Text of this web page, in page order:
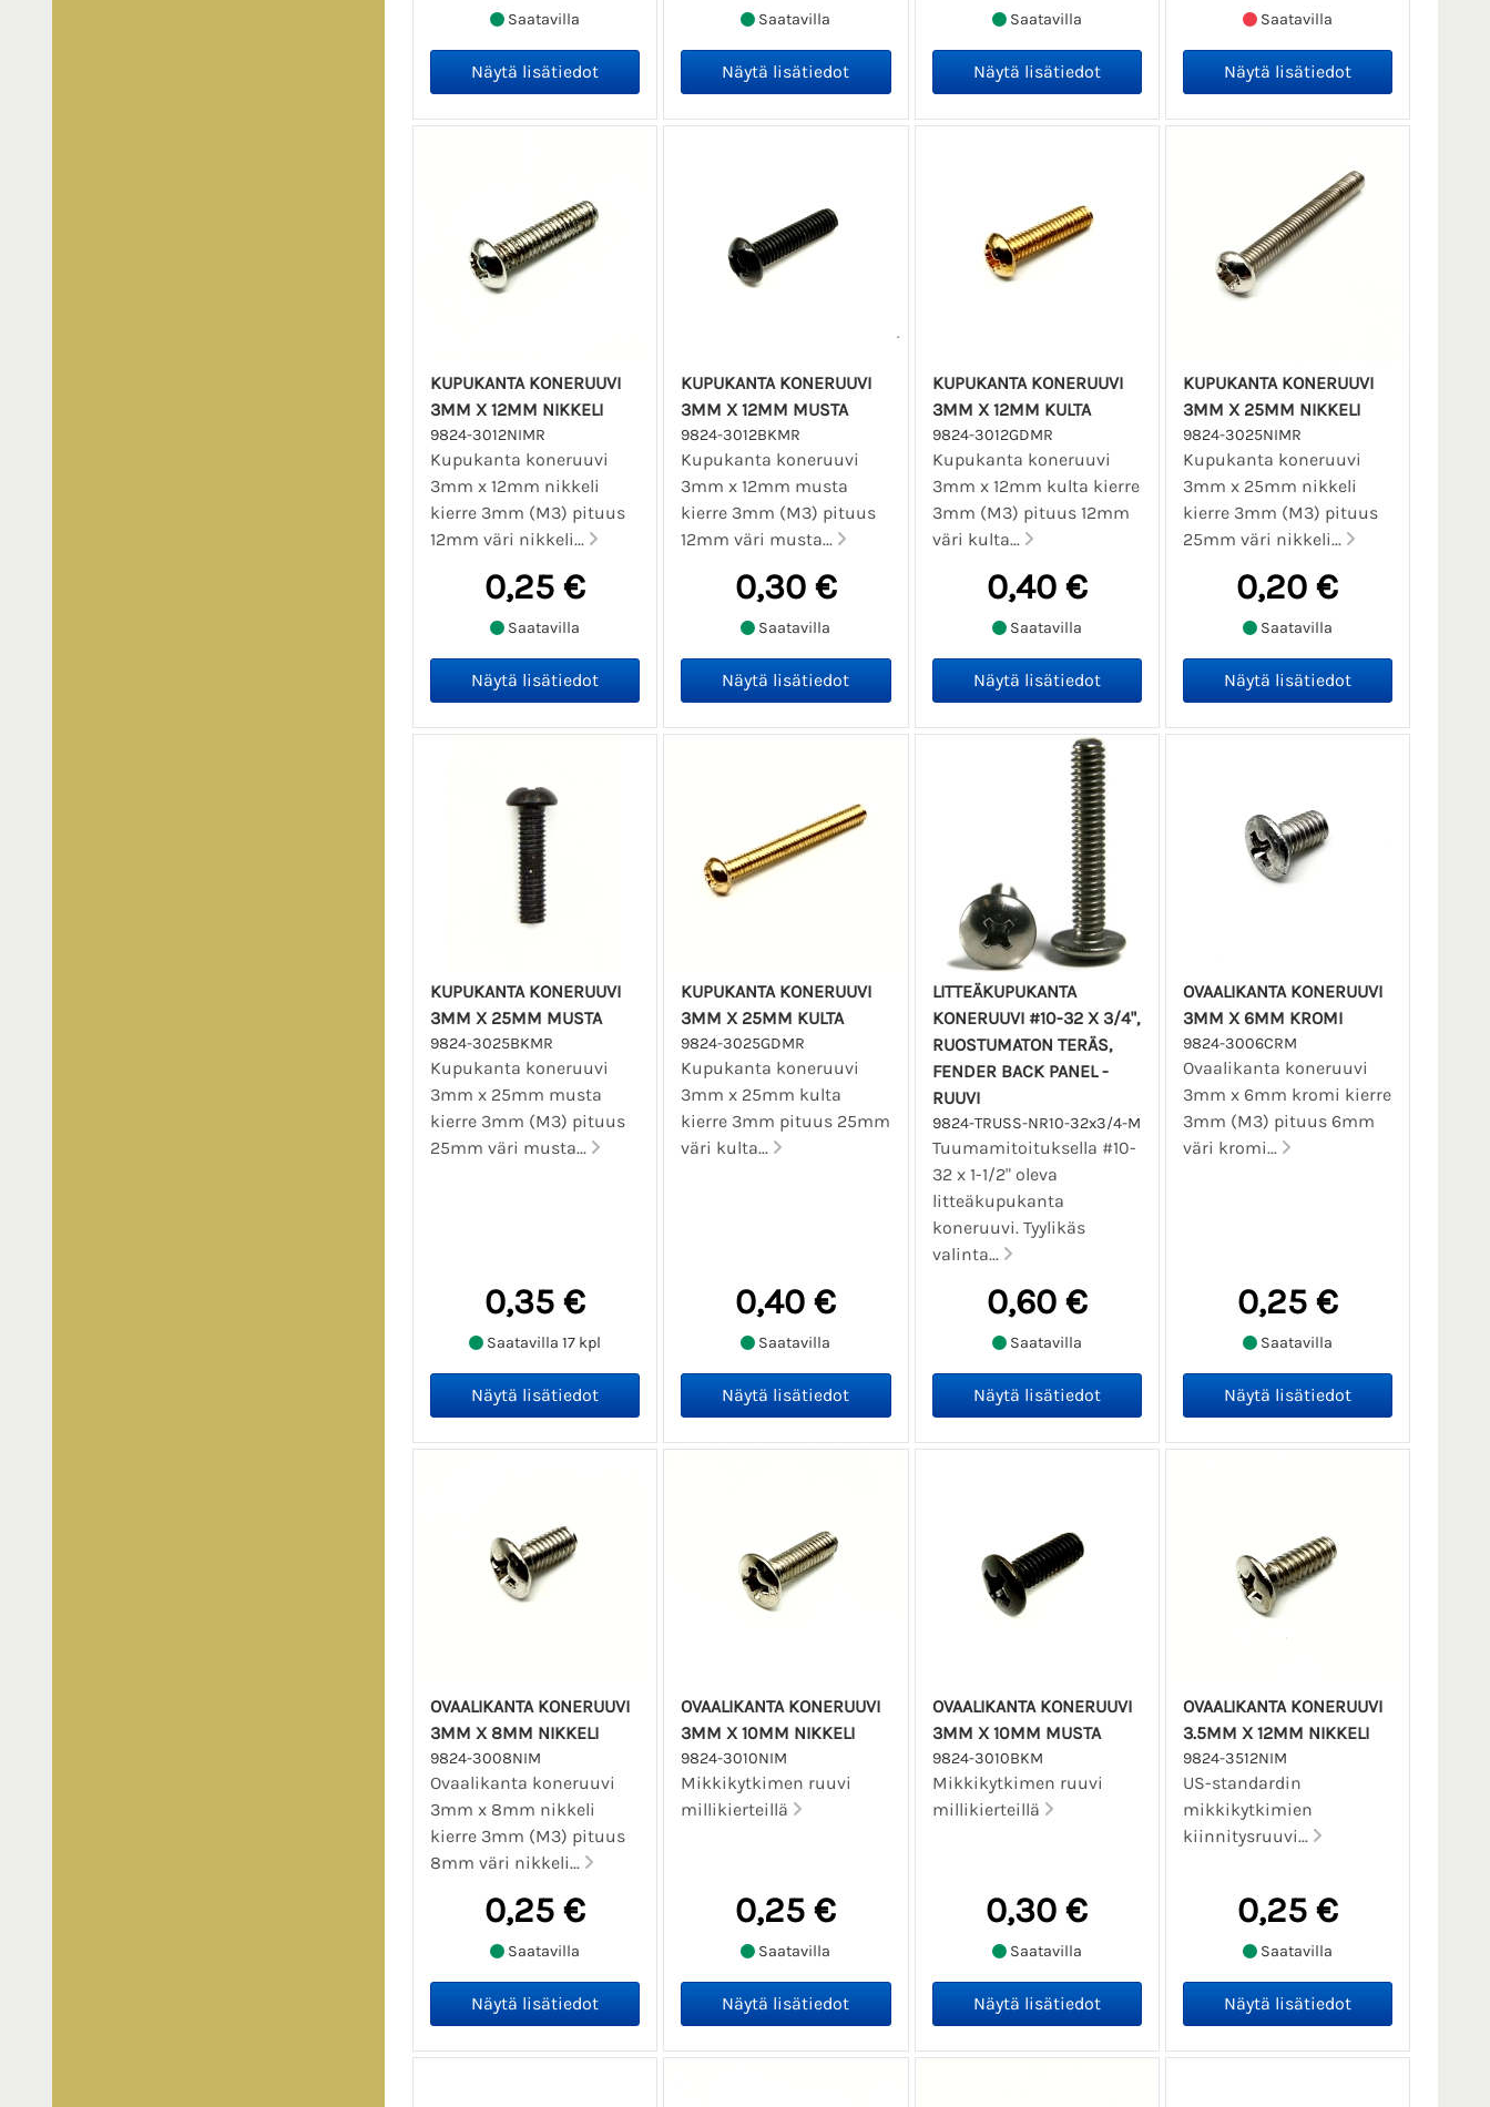
Saatavilla Saatavilla Saatavilla Saatavilla
KUPUKANTA KONERUUVI
3MM X 12MM NIKKELI
9824-3012NIMR
Kupukanta koneruuvi
3mm x 12mm nikkeli
kierre 3mm (M3) pituus
12mm väri nikkeli...
0,25 €
Saatavilla
KUPUKANTA KONERUUVI
3MM X 12MM MUSTA
9824-3012BKMR
Kupukanta koneruuvi
3mm x 12mm musta
kierre 3mm (M3) pituus
12mm väri musta...
0,30 €
Saatavilla
KUPUKANTA KONERUUVI
3MM X 12MM KULTA
9824-3012GDMR
Kupukanta koneruuvi
3mm x 12mm kulta kierre
3mm (M3) pituus 12mm
väri kulta...
0,40 €
Saatavilla
KUPUKANTA KONERUUVI
3MM X 25MM NIKKELI
9824-3025NIMR
Kupukanta koneruuvi
3mm x 25mm nikkeli
kierre 3mm (M3) pituus
25mm väri nikkeli...
0,20 €
Saatavilla
KUPUKANTA KONERUUVI
3MM X 25MM MUSTA
9824-3025BKMR
Kupukanta koneruuvi
3mm x 25mm musta
kierre 3mm (M3) pituus
25mm väri musta...
0,35 €
Saatavilla 17 kpl
KUPUKANTA KONERUUVI
3MM X 25MM KULTA
9824-3025GDMR
Kupukanta koneruuvi
3mm x 25mm kulta
kierre 3mm pituus 25mm
väri kulta...
0,40 €
Saatavilla
LITTEÄKUPUKANTA
KONERUUVI #10-32 X 3/4",
RUOSTUMATON TERÄS,
FENDER BACK PANEL -
RUUVI
9824-TRUSS-NR10-32x3/4-M
Tuumamitoituksella #10-
32 x 1-1/2" oleva
litteäkupukanta
koneruuvi. Tyylikäs
valinta...
0,60 €
Saatavilla
OVAALIKANTA KONERUUVI
3MM X 6MM KROMI
9824-3006CRM
Ovaalikanta koneruuvi
3mm x 6mm kromi kierre
3mm (M3) pituus 6mm
väri kromi...
0,25 €
Saatavilla
OVAALIKANTA KONERUUVI
3MM X 8MM NIKKELI
9824-3008NIM
Ovaalikanta koneruuvi
3mm x 8mm nikkeli
kierre 3mm (M3) pituus
8mm väri nikkeli...
0,25 €
Saatavilla
OVAALIKANTA KONERUUVI
3MM X 10MM NIKKELI
9824-3010NIM
Mikkikytkimen ruuvi
millikierteillä
0,25 €
Saatavilla
OVAALIKANTA KONERUUVI
3MM X 10MM MUSTA
9824-3010BKM
Mikkikytkimen ruuvi
millikierteillä
0,30 €
Saatavilla
OVAALIKANTA KONERUUVI
3.5MM X 12MM NIKKELI
9824-3512NIM
US-standardin
mikkikytkimien
kiinnitysruuvi...
0,25 €
Saatavilla